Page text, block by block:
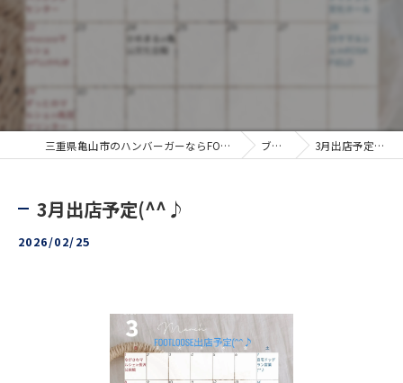
三重県亀山市のハンバーガーならFOOT LOOSE ブログ 3月出店予定(^^♪
3月出店予定(^^♪
2026/02/25